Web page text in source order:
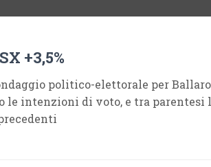
+3,5%
politico-elettorale per
intenzioni di voto, e tra parentesi